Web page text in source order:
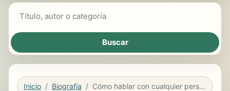
Inicio Biografía Cómo hablar con cualquier persona, en cualquier momento, en cualquier lugar